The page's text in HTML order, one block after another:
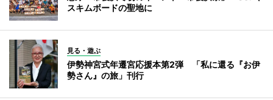
スキムボードの聖地に
見る・遊ぶ
伊勢神宮式年遷宮応援本第2弾 「私に還る『お伊
勢さん』の旅」刊行